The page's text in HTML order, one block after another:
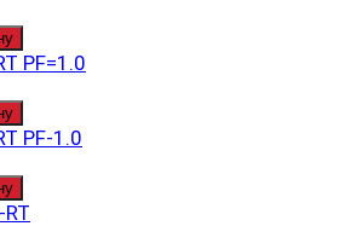
PF=1.0
PF-1.0